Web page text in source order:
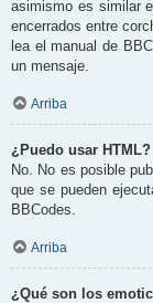
asimismo es similar
encerrados entre
lea el manual de
un mensaje.
Arriba
¿Puedo usar HTML?
No. No es posible
que se pueden
BBCodes.
Arriba
¿Qué son los